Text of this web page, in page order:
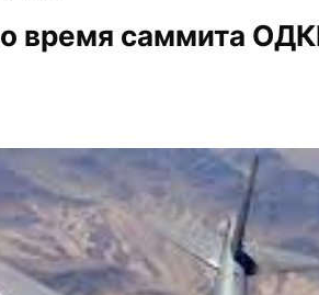
время саммита